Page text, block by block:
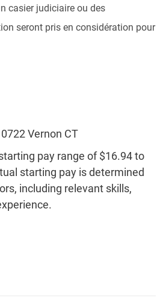
casier judiciaire ou des
seront pris en considération pour
Vernon CT
pay range of $16.94 to
starting pay is determined
including relevant skills,